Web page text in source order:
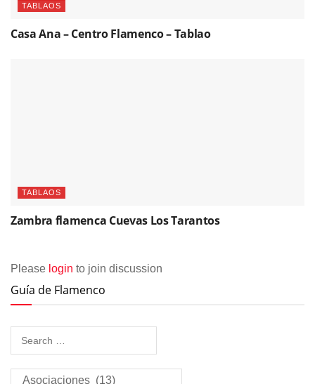
TABLAOS
Casa Ana – Centro Flamenco – Tablao
TABLAOS
Zambra flamenca Cuevas Los Tarantos
Please login to join discussion
Guía de Flamenco